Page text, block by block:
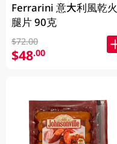
Ferrarini 意大利風乾火
腿片 90克
$72.00
$48.00